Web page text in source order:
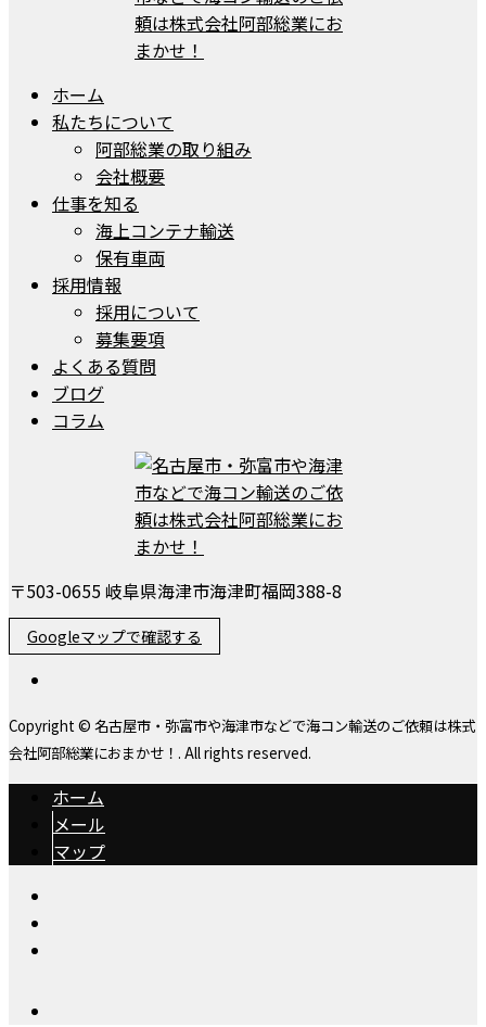
ホーム
私たちについて
阿部総業の取り組み
会社概要
仕事を知る
海上コンテナ輸送
保有車両
採用情報
採用について
募集要項
よくある質問
ブログ
コラム
〒503-0655 岐阜県海津市海津町福岡388-8
Googleマップで確認する
Copyright © 名古屋市・弥富市や海津市などで海コン輸送のご依頼は株式
会社阿部総業におまかせ！. All rights reserved.
ホーム
メール
マップ